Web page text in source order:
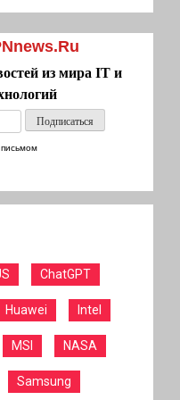
из мира IT и
письмом
ChatGPT
Huawei Intel
MSI NASA
Samsung